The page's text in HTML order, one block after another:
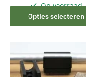
Op voorraad
Opties selecteren
Dit
product
variaties.
Deze